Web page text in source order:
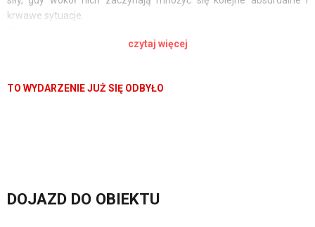
krwawe sytuacje.
próbujące odświeżyć znane marki. Obok powracających bohaterów
czytaj więcej
TO WYDARZENIE JUŻ SIĘ ODBYŁO
DOJAZD DO OBIEKTU